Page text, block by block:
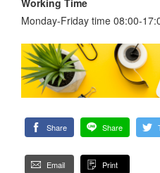
Monday-Friday time 08:00-
Share Share
Email Print